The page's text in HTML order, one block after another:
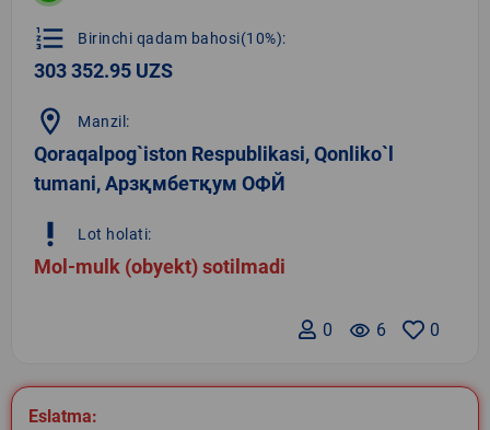
format_list_numbered Birinchi qadam bahosi(10%):
303 352.95 UZS
location_on Manzil:
Qoraqalpog`iston Respublikasi, Qonliko`l
tumani, Арзқмбетқум ОФЙ
priority_high Lot holati:
Mol-mulk (obyekt) sotilmadi
0
remove_red_eye 6
0
Eslatma: